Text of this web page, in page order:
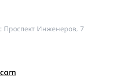
Проспект Инженеров, 7